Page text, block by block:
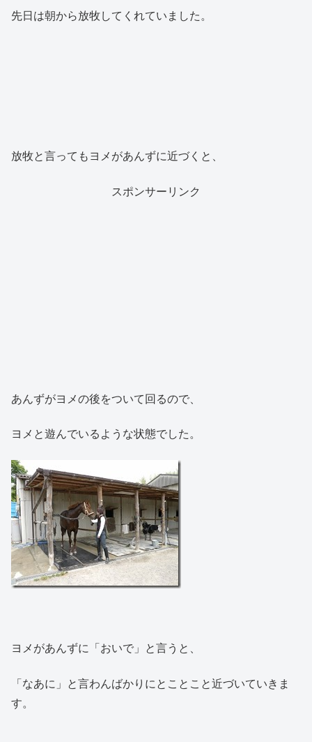
先日は朝から放牧してくれていました。
放牧と言ってもヨメがあんずに近づくと、
スポンサーリンク
あんずがヨメの後をついて回るので、
ヨメと遊んでいるような状態でした。
ヨメがあんずに「おいで」と言うと、
「なあに」と言わんばかりにとことこと近づいていきま
す。